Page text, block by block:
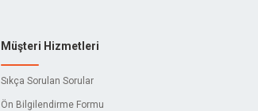
Müşteri Hizmetleri
Sıkça Sorulan Sorular
Ön Bilgilendirme Formu